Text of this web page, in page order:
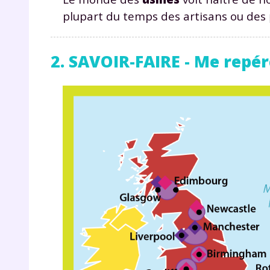
plupart du temps des artisans ou
2. SAVOIR-FAIRE - Me
*
vos